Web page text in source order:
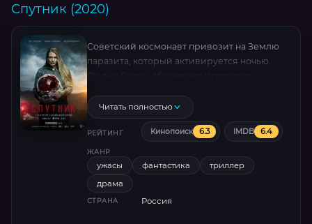
Спутник (2020)
Советский космонавт привозит на Землю
паразита, который активируется ночью.
Васильева в роли врача пытается спасти
обоих. Российский хоррор выделяется
научной дотошностью и клинической
эстетикой.
Читать полностью
РЕЙТИНГ Кинопоиск 6.3 IMDB 6.4
ЖАНР
ужасы фантастика
триллер
драма
СТРАНА Россия